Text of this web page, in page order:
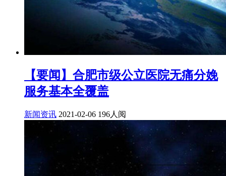
【要闻】合肥市级公立医院无痛分娩
服务基本全覆盖
新闻资讯 2021-02-06 196人阅